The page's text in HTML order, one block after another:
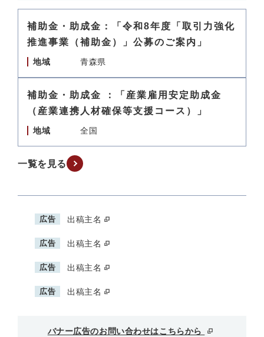
補助金・助成金：「令和8年度「取引力強化
推進事業（補助金）」公募のご案内」
地域 青森県
補助金・助成金 ：「産業雇用安定助成金
（産業連携人材確保等支援コース）」
地域 全国
一覧を見る
広告 出稿主名
広告 出稿主名
広告 出稿主名
広告 出稿主名
バナー広告のお問い合わせはこちらから